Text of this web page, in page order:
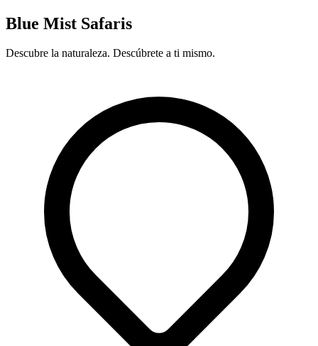
Blue Mist Safaris
Descubre la naturaleza. Descúbrete a ti mismo.